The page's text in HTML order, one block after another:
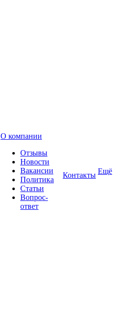
О компании
Отзывы
Новости
Вакансии
Политика
Статьи
Вопрос-
ответ
Контакты Ещё